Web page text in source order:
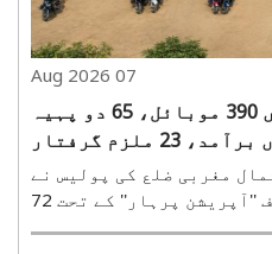
07 Aug 2026
آپریشن پرہار میں 390 موبائل، 65 دو پہیہ
23 ملزم گرفتار
(ہ س)۔ شمال مغربی ضلع کی پولیس نے
اسٹریٹ کرائم کے خلاف ''آپریشن پرہار'' کے تحت 72
گھنٹوں میں ایک بڑے کریک ڈاون میں 390 چوری شدہ اور